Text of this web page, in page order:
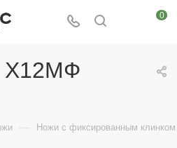
0
Х12МФ
— Ножи с фиксированным клинком